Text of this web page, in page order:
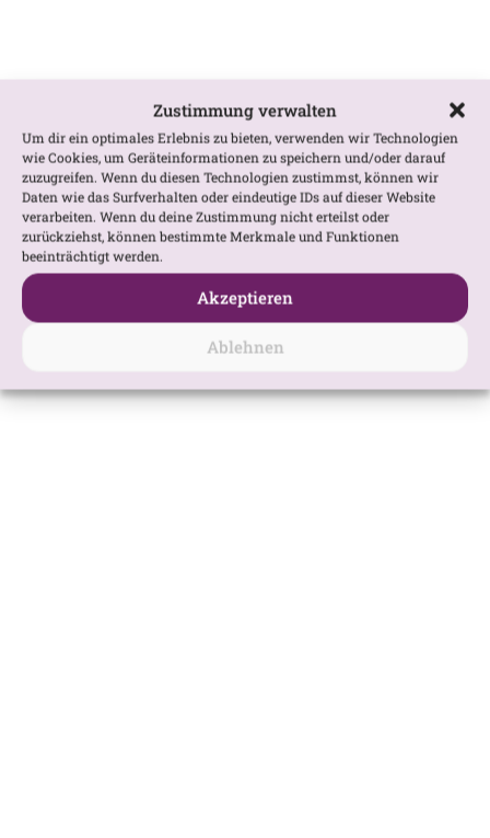
Zustimmung verwalten
Um dir ein optimales Erlebnis zu bieten, verwenden wir Technologien
wie Cookies, um Geräteinformationen zu speichern und/oder darauf
zuzugreifen. Wenn du diesen Technologien zustimmst, können wir
Daten wie das Surfverhalten oder eindeutige IDs auf dieser Website
verarbeiten. Wenn du deine Zustimmung nicht erteilst oder
zurückziehst, können bestimmte Merkmale und Funktionen
beeinträchtigt werden.
Akzeptieren
Ablehnen